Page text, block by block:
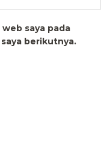
saya pada
berikutnya.